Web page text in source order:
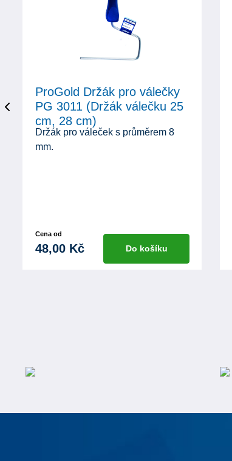
ProGold Držák pro válečky
PG 3011 (Držák válečku 25
cm, 28 cm)
Držák pro váleček s průměrem 8
mm.
Cena od
48,00 Kč Do košíku